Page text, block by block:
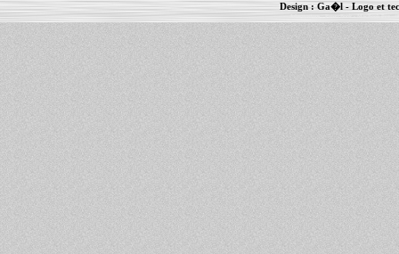
Design : Ga�l- Logo et